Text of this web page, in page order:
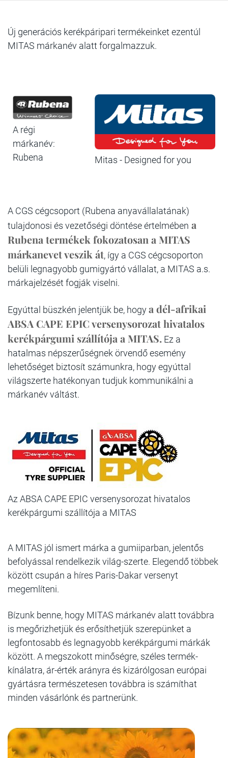
Új generációs kerékpáripari termékeinket ezentúl
MITAS márkanév alatt forgalmazzuk.
A régi
márkanév:
Rubena
Mitas - Designed for you
A CGS cégcsoport (Rubena anyavállalatának)
tulajdonosi és vezetőségi döntése értelmében a
Rubena termékek fokozatosan a MITAS
márkanevet veszik át, így a CGS cégcsoporton
belüli legnagyobb gumigyártó vállalat, a MITAS a.s.
márkajelzését fogják viselni.
Egyúttal büszkén jelentjük be, hogya dél-afrikai
ABSA CAPE EPIC versenysorozat hivatalos
kerékpárgumi szállítója a MITAS. Ez a
hatalmas népszerűségnek örvendő esemény
lehetőséget biztosít számunkra, hogy egyúttal
világszerte hatékonyan tudjuk kommunikálni a
márkanév váltást.
Az ABSA CAPE EPIC versenysorozat hivatalos
kerékpárgumi szállítója a MITAS
A MITAS jól ismert márka a gumiiparban, jelentős
befolyással rendelkezik világ-szerte. Elegendő többek
között csupán a híres Paris-Dakar versenyt
megemlíteni.
Bízunk benne, hogy MITAS márkanév alatt továbbra
is megőrizhetjük és erősíthetjük szerepünket a
legfontosabb és legnagyobb kerékpárgumi márkák
között. A megszokott minőségre, széles termék-
kínálatra, ár-érték arányra és kizárólgosan európai
gyártásra természetesen továbbra is számíthat
minden vásárlónk és partnerünk.